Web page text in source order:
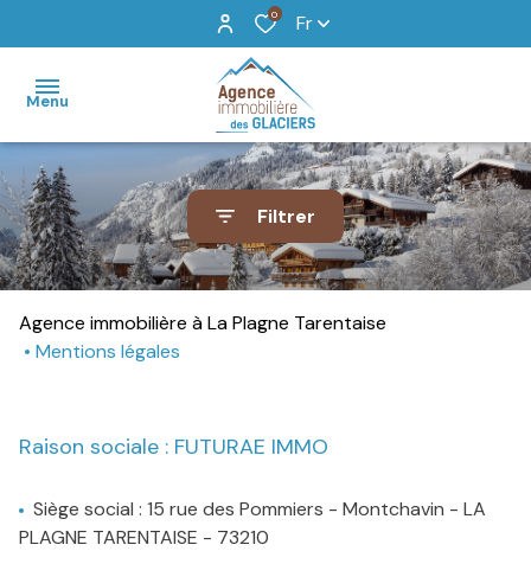
0 Fr
Menu
accueil
locations
de
vacances
vente
détaillée
agence
Filtrer
Agence immobilière à La Plagne Tarentaise
Mentions légales
Raison sociale : FUTURAE IMMO
Siège social : 15 rue des Pommiers - Montchavin - LA
PLAGNE TARENTAISE - 73210